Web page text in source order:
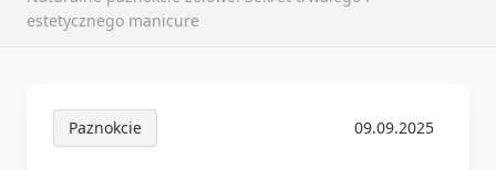
estetycznego manicure
Paznokcie 09.09.2025